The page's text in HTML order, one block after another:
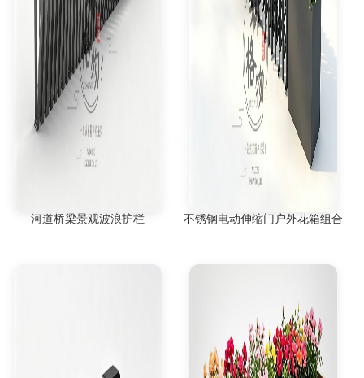
河道桥梁景观波浪护栏 不锈钢电动伸缩门户外花箱组合